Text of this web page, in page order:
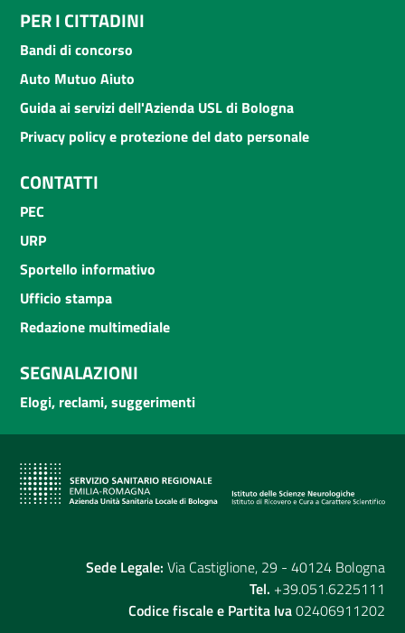
PER I CITTADINI
Bandi di concorso
Auto Mutuo Aiuto
Guida ai servizi dell'Azienda USL di Bologna
Privacy policy e protezione del dato personale
CONTATTI
PEC
URP
Sportello informativo
Ufficio stampa
Redazione multimediale
SEGNALAZIONI
Elogi, reclami, suggerimenti
Sede Legale: Via Castiglione, 29 - 40124 Bologna
Tel. +39.051.6225111
Codice fiscale e Partita Iva02406911202